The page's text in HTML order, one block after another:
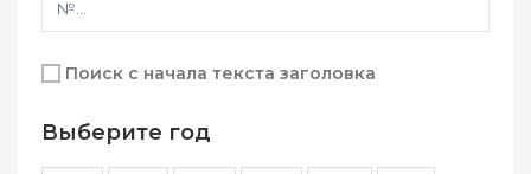
Поиск с начала текста заголовка
Выберите год